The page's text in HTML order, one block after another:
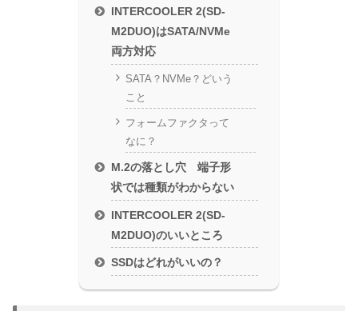
INTERCOOLER 2(SD-
M2DUO)はSATA/NVMe
両方対応
SATA？NVMe？どいう
こと
フォームファクタって
なに？
M.2の落とし穴 端子形
状では種類がわからない
INTERCOOLER 2(SD-
M2DUO)のいいところ
SSDはどれがいいの？